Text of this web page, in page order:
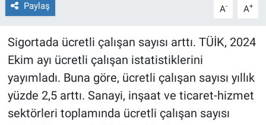
Paylaş A- A+
Sigortada ücretli çalışan sayısı arttı. TÜİK, 2024
Ekim ayı ücretli çalışan istatistiklerini
yayımladı. Buna göre, ücretli çalışan sayısı yıllık
yüzde 2,5 arttı. Sanayi, inşaat ve ticaret-hizmet
sektörleri toplamında ücretli çalışan sayısı